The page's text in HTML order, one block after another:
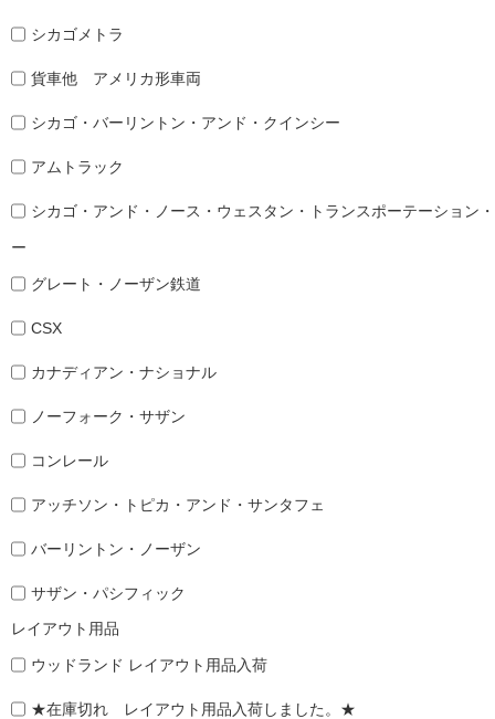
シカゴメトラ
貨車他 アメリカ形車両
シカゴ・バーリントン・アンド・クインシー
アムトラック
シカゴ・アンド・ノース・ウェスタン・トランスポーテーション
ー
グレート・ノーザン鉄道
CSX
カナディアン・ナショナル
ノーフォーク・サザン
コンレール
アッチソン・トピカ・アンド・サンタフェ
バーリントン・ノーザン
サザン・パシフィック
レイアウト用品
ウッドランド レイアウト用品入荷
★在庫切れ レイアウト用品入荷しました。★